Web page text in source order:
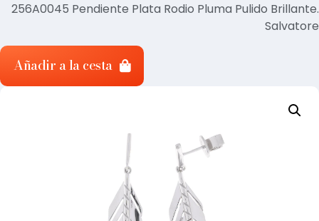
256A0045 Pendiente Plata Rodio Pluma Pulido Brillante.
Salvatore
Añadir a la cesta